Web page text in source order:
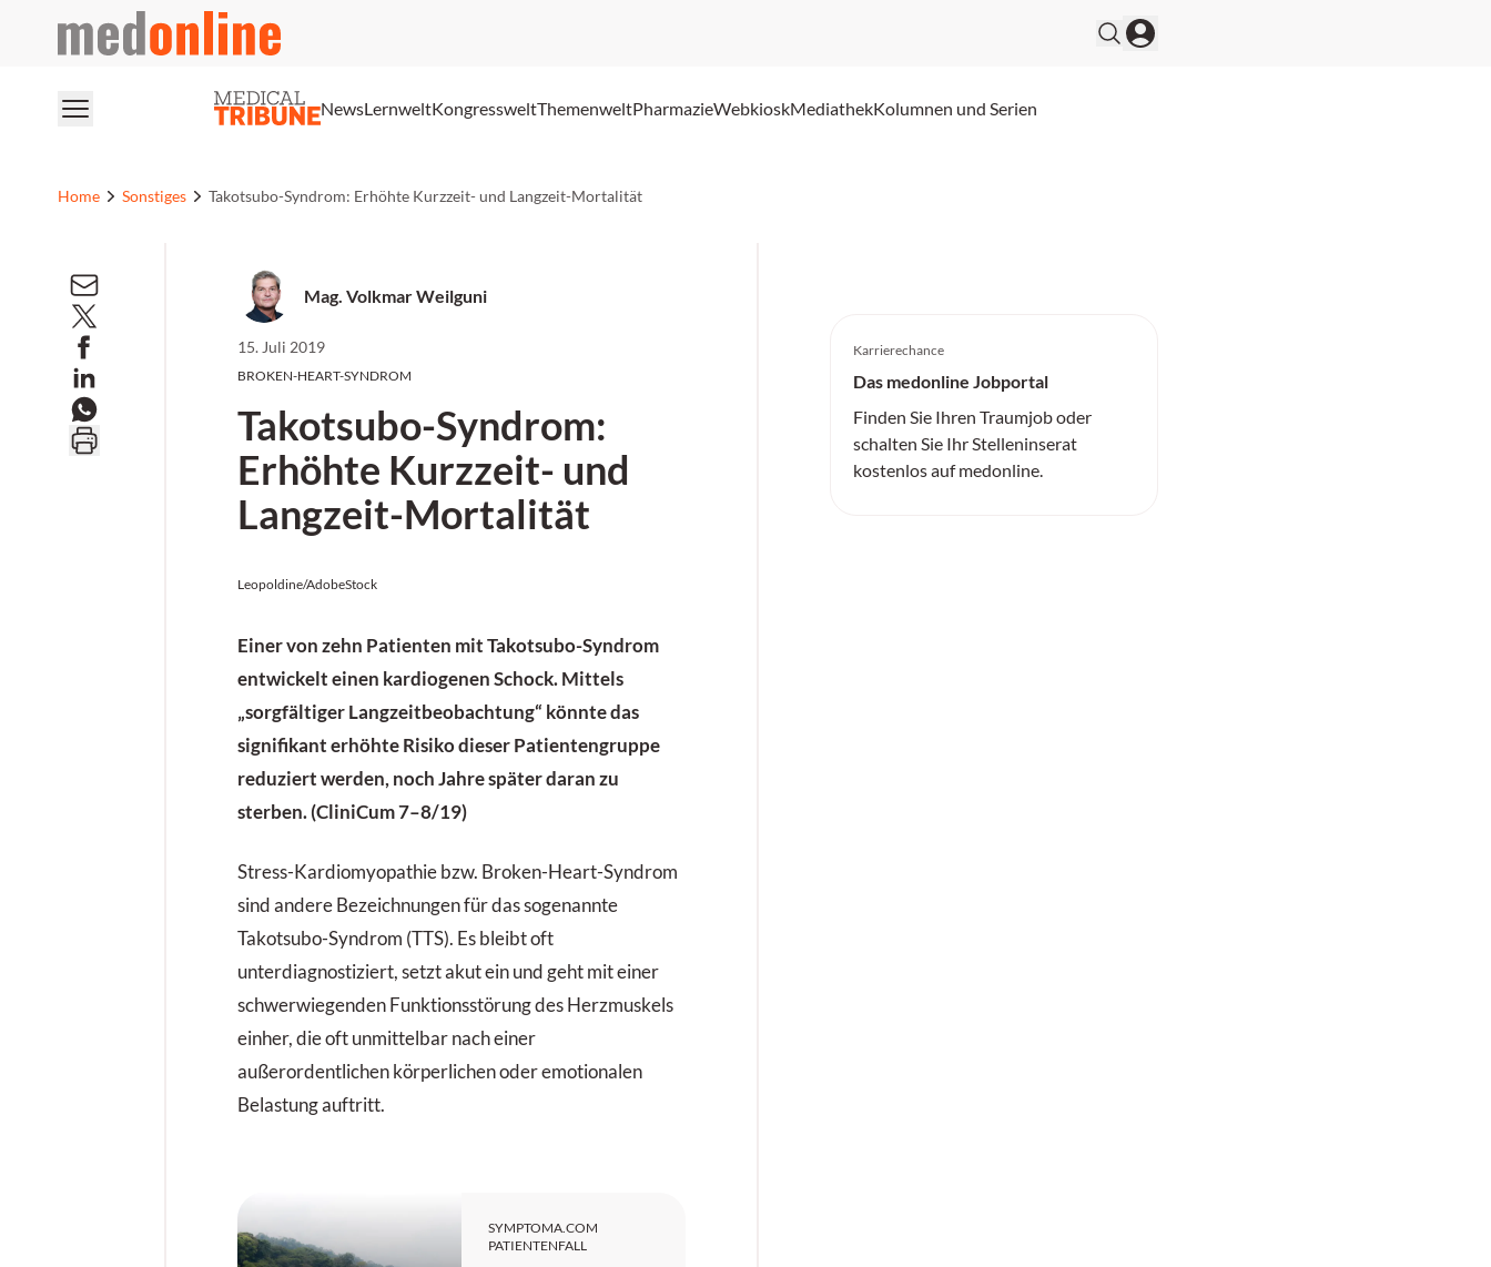
medonline
NewsLernweltKongressweltThemenweltPharmazieWebkioskMediathekKolumnen und Serien
Home Sonstiges Takotsubo-Syndrom: Erhöhte Kurzzeit- und Langzeit-Mortalität
Mag. Volkmar Weilguni
15. Juli 2019
BROKEN-HEART-SYNDROM
Takotsubo-Syndrom:
Erhöhte Kurzzeit- und
Langzeit-Mortalität
Leopoldine/AdobeStock
Einer von zehn Patienten mit Takotsubo-Syndrom
entwickelt einen kardiogenen Schock. Mittels
„sorgfältiger Langzeitbeobachtung“ könnte das
signifikant erhöhte Risiko dieser Patientengruppe
reduziert werden, noch Jahre später daran zu
sterben. (CliniCum 7–8/19)
Stress-Kardiomyopathie bzw. Broken-Heart-Syndrom
sind andere Bezeichnungen für das sogenannte
Takotsubo-Syndrom (TTS). Es bleibt oft
unterdiagnostiziert, setzt akut ein und geht mit einer
schwerwiegenden Funktionsstörung des Herzmuskels
einher, die oft unmittelbar nach einer
außerordentlichen körperlichen oder emotionalen
Belastung auftritt.
SYMPTOMA.COM
PATIENTENFALL
Karrierechance
Das medonline Jobportal
Finden Sie Ihren Traumjob oder
schalten Sie Ihr Stelleninserat
kostenlos auf medonline.